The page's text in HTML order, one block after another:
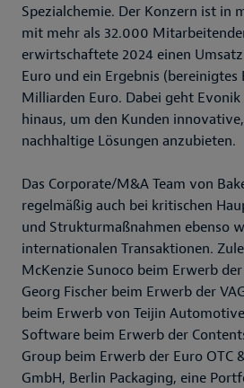
Spezialchemie. Der Konzern ist in
mit mehr als 32.000
erwirtschaftete 2024 einen
Euro und ein Ergebnis (bereinigtes
Milliarden Euro. Dabei geht
hinaus, um den Kunden
nachhaltige Lösungen anzubieten.
Das Corporate/M&A Team von
regelmäßig auch bei kritischen
und Strukturmaßnahmen ebenso
internationalen Transaktionen.
McKenzie Sunoco beim Erwerb
Georg Fischer beim Erwerb der
beim Erwerb von Teijin
Software beim Erwerb der
Group beim Erwerb der Euro OTC
GmbH, Berlin Packaging, eine